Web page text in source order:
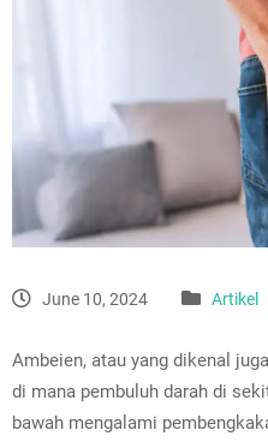
June 10, 2024 Artikel
Ambeien, atau yang dikenal
di mana pembuluh darah di
bawah mengalami